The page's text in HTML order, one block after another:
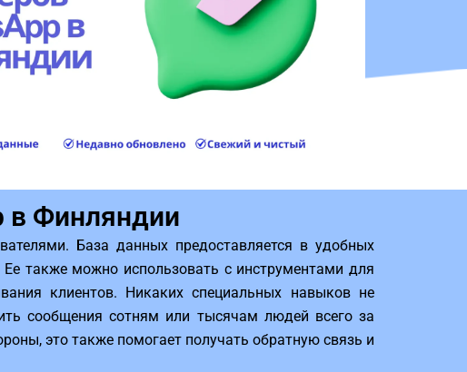
в Финляндии
База данных предоставляется в удобных
также можно использовать с инструментами для
клиентов. Никаких специальных навыков не
сообщения сотням или тысячам людей всего за
это также помогает получать обратную связь и